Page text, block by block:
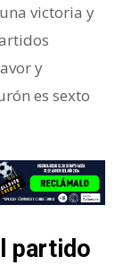
victoria y
y
es sexto
partido